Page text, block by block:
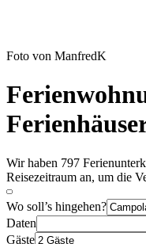
Foto von ManfredK
Wir haben 797
Reisezeitraum an, um die
Wo soll’s hingehen?
Daten
Gäste